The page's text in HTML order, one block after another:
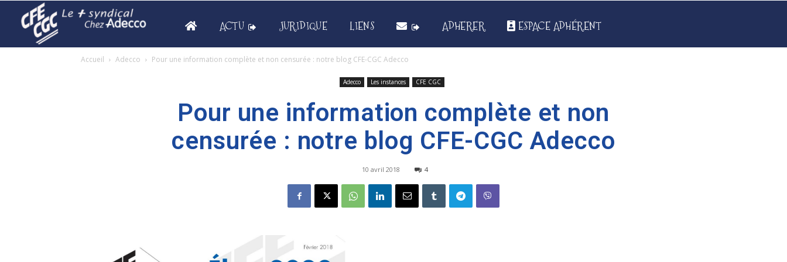
ACTU JURIDIQUE LIENS ADHERER ESPACE ADHÉRENT
Accueil Adecco Pour une information complète et non censurée : notre blog CFE-CGC Adecco
Adecco Les instances CFE CGC
Pour une information complète et non
censurée : notre blog CFE-CGC Adecco
10 avril 2018 4